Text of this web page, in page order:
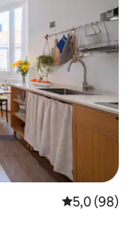
Nilai rata-
5,0 (98)